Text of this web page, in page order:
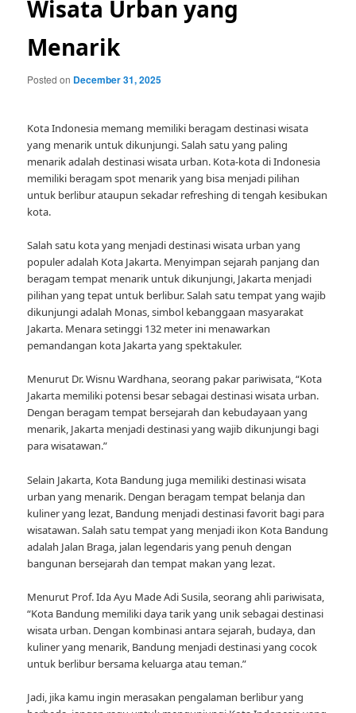
Wisata Urban yang
Menarik
Posted on December 31, 2025
Kota Indonesia memang memiliki beragam destinasi wisata
yang menarik untuk dikunjungi. Salah satu yang paling
menarik adalah destinasi wisata urban. Kota-kota di Indonesia
memiliki beragam spot menarik yang bisa menjadi pilihan
untuk berlibur ataupun sekadar refreshing di tengah kesibukan
kota.
Salah satu kota yang menjadi destinasi wisata urban yang
populer adalah Kota Jakarta. Menyimpan sejarah panjang dan
beragam tempat menarik untuk dikunjungi, Jakarta menjadi
pilihan yang tepat untuk berlibur. Salah satu tempat yang wajib
dikunjungi adalah Monas, simbol kebanggaan masyarakat
Jakarta. Menara setinggi 132 meter ini menawarkan
pemandangan kota Jakarta yang spektakuler.
Menurut Dr. Wisnu Wardhana, seorang pakar pariwisata, “Kota
Jakarta memiliki potensi besar sebagai destinasi wisata urban.
Dengan beragam tempat bersejarah dan kebudayaan yang
menarik, Jakarta menjadi destinasi yang wajib dikunjungi bagi
para wisatawan.”
Selain Jakarta, Kota Bandung juga memiliki destinasi wisata
urban yang menarik. Dengan beragam tempat belanja dan
kuliner yang lezat, Bandung menjadi destinasi favorit bagi para
wisatawan. Salah satu tempat yang menjadi ikon Kota Bandung
adalah Jalan Braga, jalan legendaris yang penuh dengan
bangunan bersejarah dan tempat makan yang lezat.
Menurut Prof. Ida Ayu Made Adi Susila, seorang ahli pariwisata,
“Kota Bandung memiliki daya tarik yang unik sebagai destinasi
wisata urban. Dengan kombinasi antara sejarah, budaya, dan
kuliner yang menarik, Bandung menjadi destinasi yang cocok
untuk berlibur bersama keluarga atau teman.”
Jadi, jika kamu ingin merasakan pengalaman berlibur yang